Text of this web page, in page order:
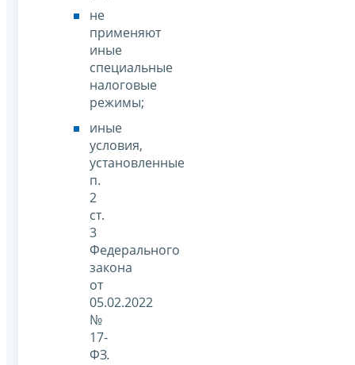
не
применяют
иные
специальные
налоговые
режимы;
иные
условия,
установленные
п.
2
ст.
3
Федерального
закона
от
05.02.2022
№
17-
ФЗ.